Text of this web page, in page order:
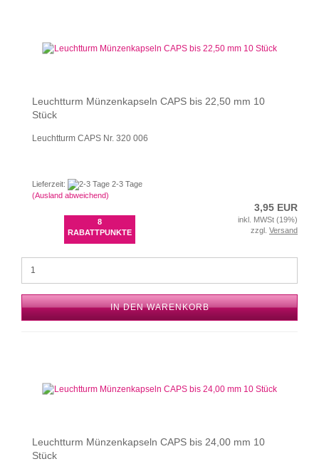
Leuchtturm Münzenkapseln CAPS bis 22,50 mm 10
Stück
Leuchtturm CAPS Nr. 320 006
Lieferzeit:
2-3 Tage
(Ausland abweichend)
8
RABATTPUNKTE
3,95 EUR
inkl. MWSt (19%)
zzgl. Versand
IN DEN WARENKORB
Leuchtturm Münzenkapseln CAPS bis 24,00 mm 10
Stück